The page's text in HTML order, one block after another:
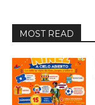
MOST READ